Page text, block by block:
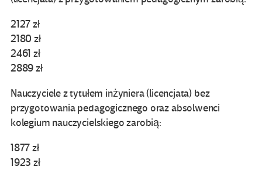
2127 zł
2180 zł
2461 zł
2889 zł
Nauczyciele z tytułem inżyniera (licencjata) bez
przygotowania pedagogicznego oraz absolwenci
kolegium nauczycielskiego zarobią:
1877 zł
1923 zł